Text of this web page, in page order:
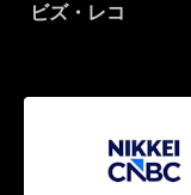
ビズ・レコ